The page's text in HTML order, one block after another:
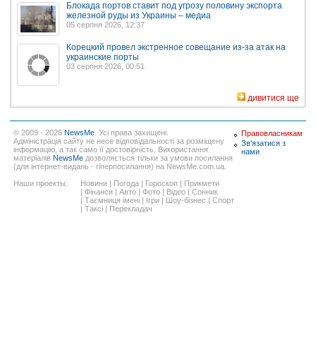
Блокада портов ставит под угрозу половину экспорта
железной руды из Украины – медиа
05 серпня 2026, 12:37
Корецкий провел экстренное совещание из-за атак на
украинские порты
03 серпня 2026, 00:51
дивитися ще
© 2009 - 2026 NewsMe . Усі права захищені.
Адміністрація сайту не несе відповідальності за розміщену
інформацію, а так само її достовірність. Використання
матеріалів NewsMe дозволяється тільки за умови посилання
(для інтернет-видань - гіперпосилання) на NewsMe.com.ua.
Наши проекты:
Новини | Погода | Гороскоп | Прикмети
| Фінанси | Авто | Фото | Відео | Сонник
| Таємниця імені | Ігри | Шоу-бізнес | Спорт
| Таксі | Перекладач
Правовласникам
Зв'язатися з
нами